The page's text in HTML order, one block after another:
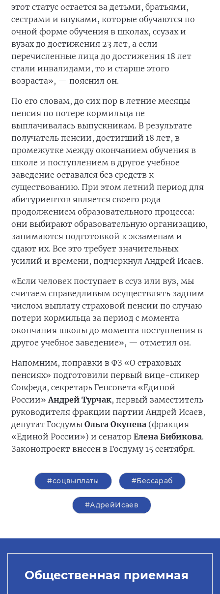
этот статус остается за детьми, братьями,
сестрами и внуками, которые обучаются по
очной форме обучения в школах, ссузах и
вузах до достижения 23 лет, а если
перечисленные лица до достижения 18 лет
стали инвалидами, то и старше этого
возраста», — пояснил он.
По его словам, до сих пор в летние месяцы
пенсия по потере кормильца не
выплачивалась выпускникам. В результате
получатель пенсии, достигший 18 лет, в
промежутке между окончанием обучения в
школе и поступлением в другое учебное
заведение оставался без средств к
существованию. При этом летний период для
абитуриентов является своего рода
продолжением образовательного процесса:
они выбирают образовательную организацию,
занимаются подготовкой к экзаменам и
сдают их. Все это требует значительных
усилий и времени, подчеркнул Андрей Исаев.
«Если человек поступает в ссуз или вуз, мы
считаем справедливым осуществлять задним
числом выплату страховой пенсии по случаю
потери кормильца за период с момента
окончания школы до момента поступления в
другое учебное заведение», — отметил он.
Напомним, поправки в ФЗ «О страховых
пенсиях» подготовили первый вице-спикер
Совфеда, секретарь Генсовета «Единой
России»Андрей Турчак, первый заместитель
руководителя фракции партии Андрей Исаев,
депутат Госдумы Ольга Окунева (фракция
«Единой России») и сенатор Елена Бибикова.
Законопроект внесен в Госдуму 15 сентября.
#соцвыплаты #Бессараб
#АдрейИсаев
Общественная приемная